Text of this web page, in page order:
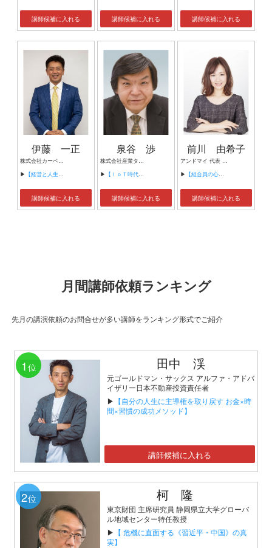
講師候補に入れる 講師候補に入れる 講師候補に入れる
伊藤 一正
株式会社カーベル代表取締役社長 プロレスラーカーベル伊藤
▶ 【経営と人生がHappyになる3つのキーワード】
講師候補に入れる
泉谷 渉
株式会社産業タイムズ社 代表取締役会長 半導体産業新聞 特別編集委員
▶ 【ＩｏＴ時代にニッポンの製造業が一気に抜け出す！！ ～世界トップシェアのセンサーとロボットで戦え！】
講師候補に入れる
前川 由希子
アンドマイ 代表 組織活性化コンサルタント
▶ 【組合員の心をぐっと掴むコミュニケーション術～組合員が「あなたが言うなら」と動き出す３ステップ～】
講師候補に入れる
月間講師依頼ランキング
先月の講演依頼のお問合せが多い講師をランキング形式でご紹介
1 位 田中 渓
元ゴールドマン・サックス アルファ・アドバ
イザリー日本不動産投資責任者
▶ 【自分の人生に主導権を取り戻す お金×時
間×習慣の成功メソッド】
講師候補に入れる
2位 柯 隆
東京財団 主席研究員 静岡県立大学グローバ
ル地域センター特任教授
▶ 【 危機に直面する《習近平・中国》の真
実】